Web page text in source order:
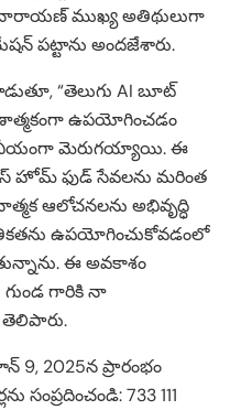
ముఖ్య అతిథులుగా
పట్టాను అందజేశారు.
“తెలుగు AI బూట్
ఉపయోగించడం
మెరుగయ్యాయి. ఈ
హోమ్ ఫుడ్ సేవలను మరింత
ఆలోచనలను అభివృద్ధి
ఉపయోగించుకోవడంలో
ఈ అవకాశం
గుండ గారికి నా
9, 2025న ప్రారంభం
సంప్రదించండి: 733 111